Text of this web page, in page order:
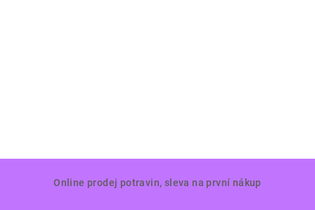
Online prodej potravin, sleva na první nákup